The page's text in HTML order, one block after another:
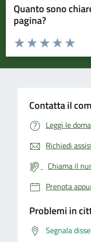
Quanto sono
pagina?
Valuta da 1 a 5 stelle la
Valuta
Valuta 4
Valuta 3 stelle
Valuta 2 stelle su 5
Valuta 1 stelle su 5
Contatta il
Leggi le
Richiedi
Chiama il
Prenota
Problemi in
Segnala